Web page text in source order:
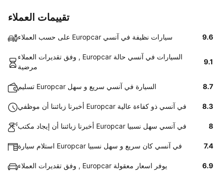
تقييمات العملاء
على حسب العملاء Europcar سيارات نظيفة في آنسي 9.6
وفق تقديرات العملاء , Europcar السيارات في آنسي حالة
مرضية
9.1
تسليم Europcar السيارة في آنسي سريع و سهل 8.7
أخبرنا زبائننا أن موظفي Europcar في آنسي ذو كفاءة عالية 8.3
أخبرنا زبائننا أن إيجاد مكتب Europcar في آنسي سهل نسبيا 8
استلام سيارة Europcar في آنسي كان سريع و سهل نسبيا 7.4
وفق تقديرات العملاء , Europcar يوفر اسعار معقولة 6.9